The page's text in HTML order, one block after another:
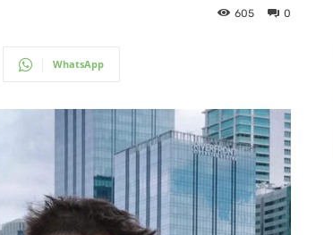
0
605
WhatsApp